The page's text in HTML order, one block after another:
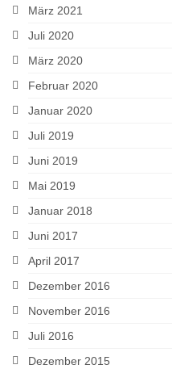
März 2021
Juli 2020
März 2020
Februar 2020
Januar 2020
Juli 2019
Juni 2019
Mai 2019
Januar 2018
Juni 2017
April 2017
Dezember 2016
November 2016
Juli 2016
Dezember 2015